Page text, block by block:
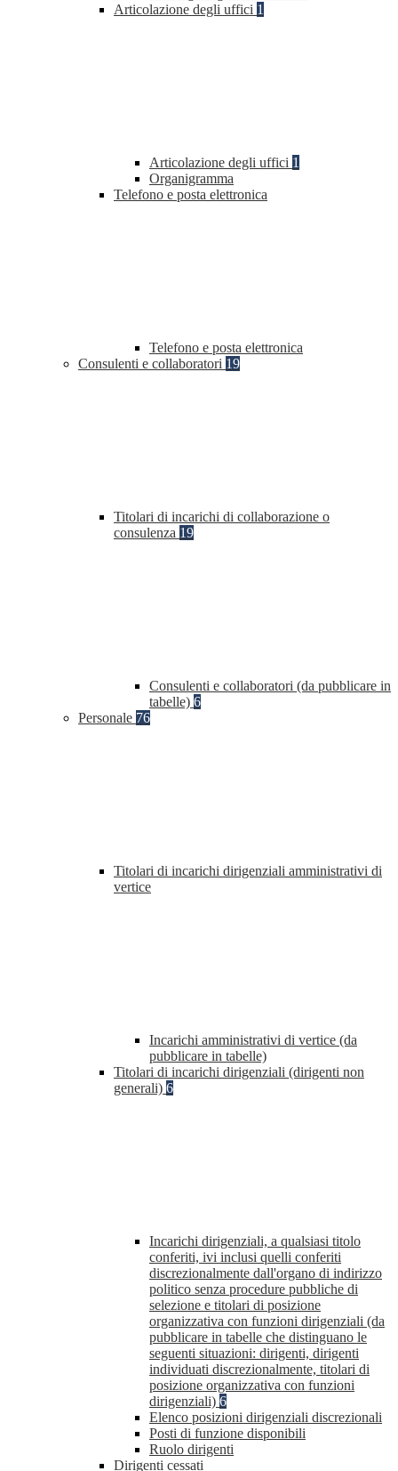
Articolazione degli uffici 1
Articolazione degli uffici 1
Organigramma
Telefono e posta elettronica
Telefono e posta elettronica
Consulenti e collaboratori 19
Titolari di incarichi di collaborazione o
consulenza 19
Consulenti e collaboratori (da pubblicare in
tabelle) 6
Personale 76
Titolari di incarichi dirigenziali amministrativi di
vertice
Incarichi amministrativi di vertice (da
pubblicare in tabelle)
Titolari di incarichi dirigenziali (dirigenti non
generali) 6
Incarichi dirigenziali, a qualsiasi titolo
conferiti, ivi inclusi quelli conferiti
discrezionalmente dall'organo di indirizzo
politico senza procedure pubbliche di
selezione e titolari di posizione
organizzativa con funzioni dirigenziali (da
pubblicare in tabelle che distinguano le
seguenti situazioni: dirigenti, dirigenti
individuati discrezionalmente, titolari di
posizione organizzativa con funzioni
dirigenziali) 6
Elenco posizioni dirigenziali discrezionali
Posti di funzione disponibili
Ruolo dirigenti
Dirigenti cessati